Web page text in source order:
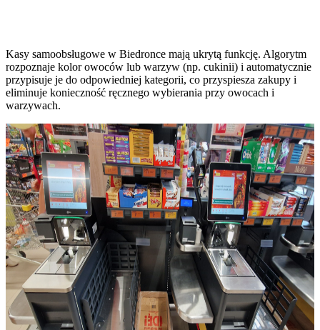
Kasy samoobsługowe w Biedronce mają ukrytą funkcję. Algorytm
rozpoznaje kolor owoców lub warzyw (np. cukinii) i automatycznie
przypisuje je do odpowiedniej kategorii, co przyspiesza zakupy i
eliminuje konieczność ręcznego wybierania przy owocach i
warzywach.